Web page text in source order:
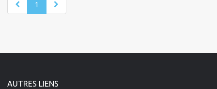
1
AUTRES LIENS